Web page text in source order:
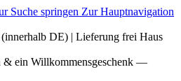
Suche springen Zur Hauptnavigation
DE) | Lieferung frei Haus
& ein Willkommensgeschenk —